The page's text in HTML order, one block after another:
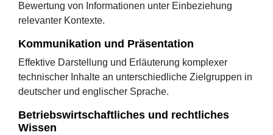
Bewertung von Informationen unter Einbeziehung
relevanter Kontexte.
Kommunikation und Präsentation
Effektive Darstellung und Erläuterung komplexer
technischer Inhalte an unterschiedliche Zielgruppen in
deutscher und englischer Sprache.
Betriebswirtschaftliches und rechtliches
Wissen